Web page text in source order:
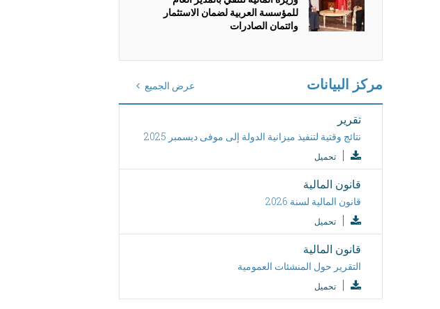
للمؤسسة العربية لضمان الاستثمار
وائتمان الصادرات
مركز البيانات
تقرير
نتائج وقتية لتنفيذ ميزانية الدولة إلى موفى ديسمبر 2025
تحميل
قانون المالية
قانون المالية لسنة 2026
تحميل
قانون المالية
التقرير حول المنشئات العمومية
تحميل
عرض الجميع